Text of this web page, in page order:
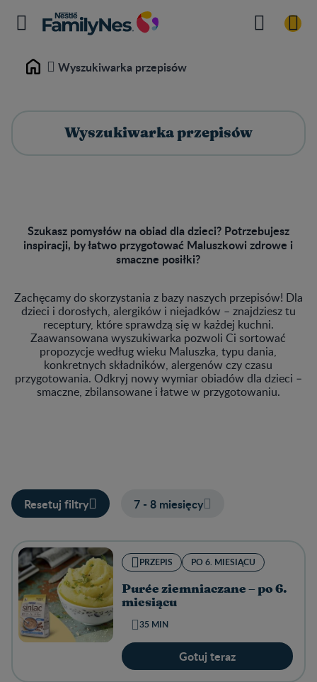
Home Wyszukiwarka przepisów
Wyszukiwarka przepisów
Szukasz pomysłów na obiad dla dzieci? Potrzebujesz
inspiracji, by łatwo przygotować Maluszkowi zdrowe i
smaczne posiłki?
Zachęcamy do skorzystania z bazy naszych przepisów! Dla
dzieci i dorosłych, alergików i niejadków – znajdziesz tu
receptury, które sprawdzą się w każdej kuchni.
Zaawansowana wyszukiwarka pozwoli Ci sortować
propozycje według wieku Maluszka, typu dania,
konkretnych składników, alergenów czy czasu
przygotowania. Odkryj nowy wymiar obiadów dla dzieci –
smaczne, zbilansowane i łatwe w przygotowaniu.
Resetuj filtry 7 - 8 miesięcy
PRZEPIS PO 6. MIESIĄCU
Purée ziemniaczane – po 6.
miesiącu
35 MIN
Gotuj teraz